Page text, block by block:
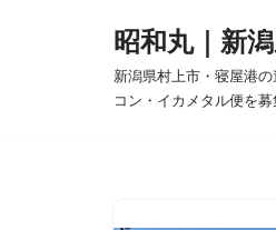
昭和丸｜新
新潟県村上市・寝屋港
コン・イカメタル便を